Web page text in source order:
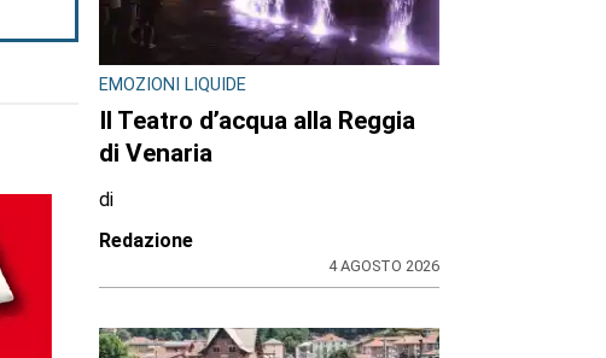
EMOZIONI LIQUIDE
Il Teatro d’acqua alla Reggia
di Venaria
di
Redazione
4 AGOSTO 2026